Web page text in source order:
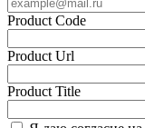
Product Code
Product Url
Product Title